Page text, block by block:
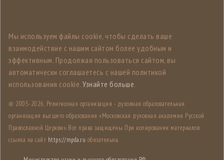
Мы используем файлы cookie, чтобы сделать ваше
взаимодействие с нашим сайтом более удобным и
эффективным. Продолжая пользоваться сайтом, вы
автоматически соглашаетесь с нашей политикой
использования cookie. Узнайте больше.
© 2005-2026, Религиозная организация - духовная образовательная
организация высшего образования «Московская духовная академия Русской
Православной Церкви». Все права защищены. При копировании материалов
ссылка на сайт https://mpda.ru обязательна.